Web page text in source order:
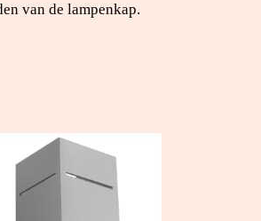
van de lampenkap.